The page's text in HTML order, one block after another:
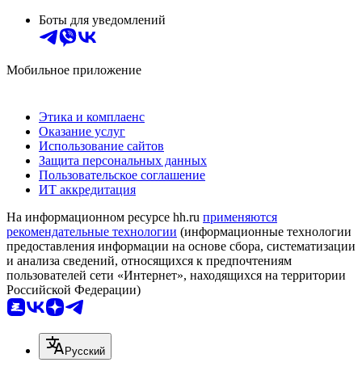
Боты для уведомлений
Мобильное приложение
Этика и комплаенс
Оказание услуг
Использование сайтов
Защита персональных данных
Пользовательское соглашение
ИТ аккредитация
На информационном ресурсе hh.ru применяются
рекомендательные технологии (информационные технологии
предоставления информации на основе сбора, систематизации
и анализа сведений, относящихся к предпочтениям
пользователей сети «Интернет», находящихся на территории
Российской Федерации)
Русский